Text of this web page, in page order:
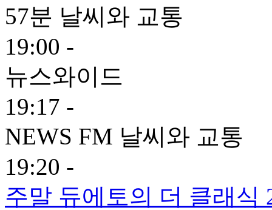
57분 날씨와 교통
19:00 -
뉴스와이드
19:17 -
NEWS FM 날씨와 교통
19:20 -
주말 듀에토의 더 클래식